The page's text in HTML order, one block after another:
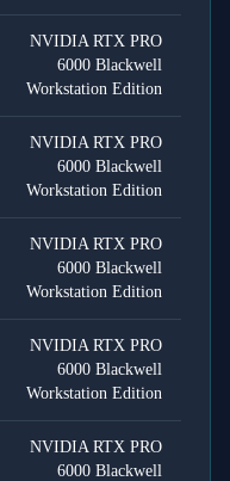
NVIDIA RTX PRO
6000 Blackwell
Workstation Edition
NVIDIA RTX PRO
6000 Blackwell
Workstation Edition
NVIDIA RTX PRO
6000 Blackwell
Workstation Edition
NVIDIA RTX PRO
6000 Blackwell
Workstation Edition
NVIDIA RTX PRO
6000 Blackwell